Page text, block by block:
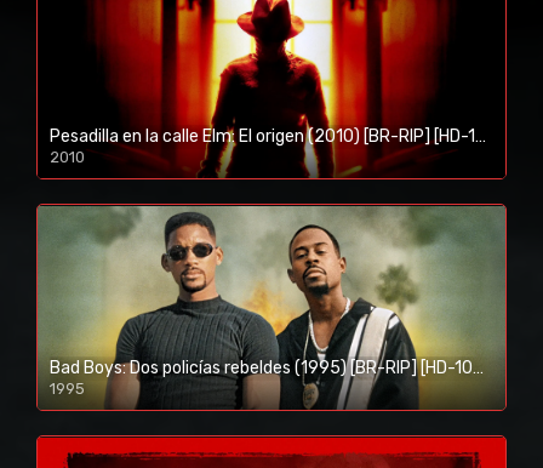
Pesadilla en la calle Elm: El origen (2010) [BR-RIP] [HD-1080p]
2010
1080p/720p
Bad Boys: Dos policías rebeldes (1995) [BR-RIP] [HD-1080p]
1995
1080p/720p